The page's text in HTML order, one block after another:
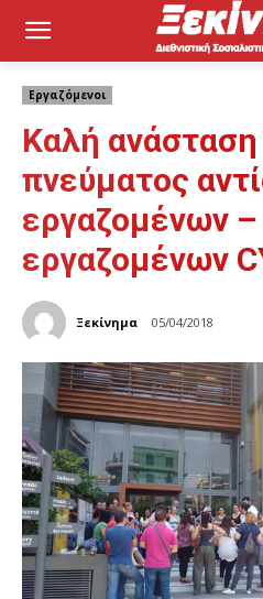
Εργαζόμενοι
Καλή ανάσταση
πνεύματος
εργαζομένων
εργαζομένων
Ξεκίνημα 05/04/2018